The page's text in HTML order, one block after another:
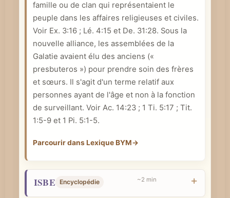
i
b
l
i
q
u
e
famille ou de clan qui représentaient le
peuple dans les affaires religieuses et civiles.
Voir Ex. 3:16 ; Lé. 4:15 et De. 31:28. Sous la
nouvelle alliance, les assemblées de la
Galatie avaient élu des anciens («
presbuteros ») pour prendre soin des frères
et sœurs. Il s'agit d'un terme relatif aux
personnes ayant de l'âge et non à la fonction
de surveillant. Voir Ac. 14:23 ; 1 Ti. 5:17 ; Tit.
1:5-9 et 1 Pi. 5:1-5.
Parcourir dans Lexique BYM→
ISBE Encyclopédie ~2 min